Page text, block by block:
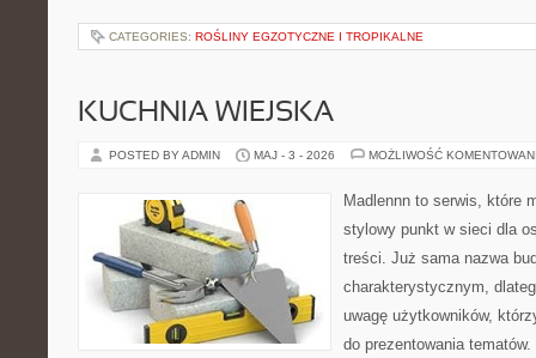
CATEGORIES: ROŚLINY EGZOTYCZNE I TROPIKALNE
KUCHNIA WIEJSKA
POSTED BY ADMIN MAJ - 3 - 2026 MOŻLIWOŚĆ
Madlennn to serwis, które
stylowy punkt w sieci dla
treści. Już sama nazwa
charakterystycznym,
uwagę użytkowników,
do prezentowania